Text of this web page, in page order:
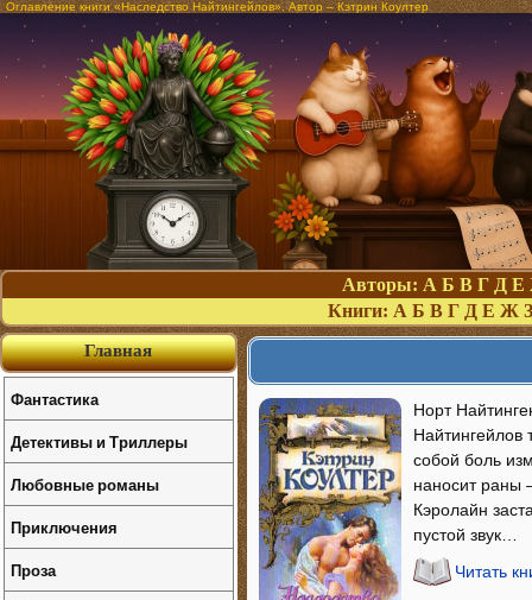
Оглавление книги «Наследство Найтингейлов». Автор – Кэтрин Коултер
Авторы: А Б В Г Д Е
Книги: А Б В Г Д Е Ж З
Норт
Найтингейлов
собой боль
наносит раны
Кэролайн
пустой звук…
Читать
Главная
Фантастика
Детективы и Триллеры
Любовные романы
Приключения
Проза